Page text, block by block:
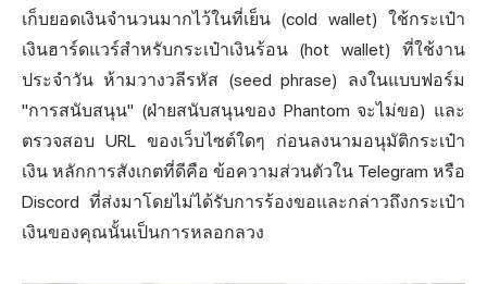
เก็บยอดเงินจำนวนมากไว้ในที่เย็น (cold wallet) ใช้กระเป๋า
เงินฮาร์ดแวร์สำหรับกระเป๋าเงินร้อน (hot wallet) ที่ใช้งาน
ประจำวัน ห้ามวางวลีรหัส (seed phrase) ลงในแบบฟอร์ม
"การสนับสนุน" (ฝ่ายสนับสนุนของ Phantom จะไม่ขอ) และ
ตรวจสอบ URL ของเว็บไซต์ใดๆ ก่อนลงนามอนุมัติกระเป๋า
เงิน หลักการสังเกตที่ดีคือ ข้อความส่วนตัวใน Telegram หรือ
Discord ที่ส่งมาโดยไม่ได้รับการร้องขอและกล่าวถึงกระเป๋า
เงินของคุณนั้นเป็นการหลอกลวง